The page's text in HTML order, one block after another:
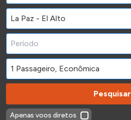
Pesquisar
Apenas voos diretos